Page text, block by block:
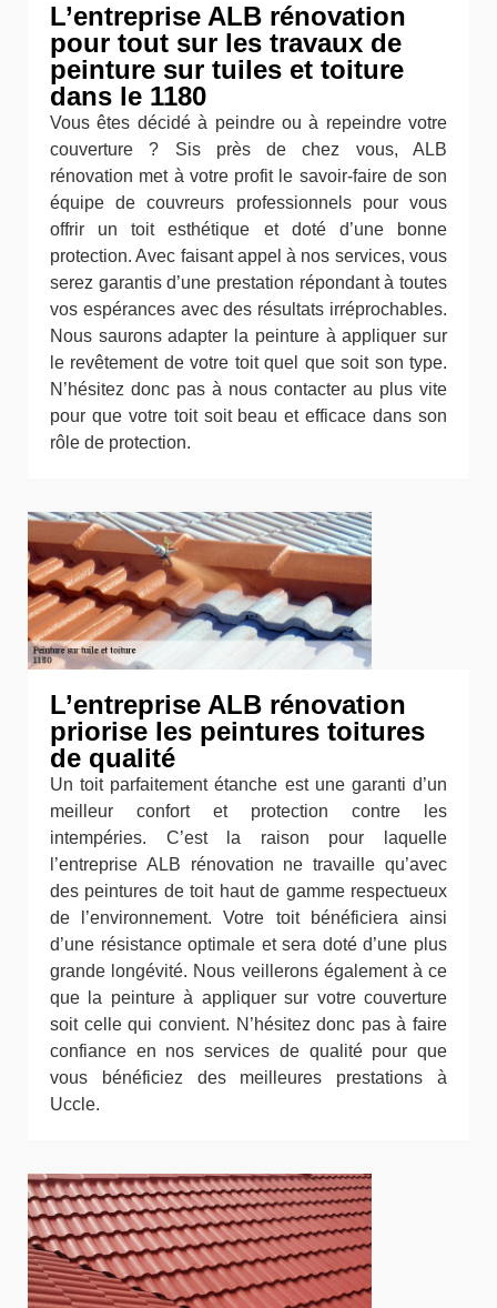
L’entreprise ALB rénovation
pour tout sur les travaux de
peinture sur tuiles et toiture
dans le 1180
Vous êtes décidé à peindre ou à repeindre votre
couverture ? Sis près de chez vous, ALB
rénovation met à votre profit le savoir-faire de son
équipe de couvreurs professionnels pour vous
offrir un toit esthétique et doté d’une bonne
protection. Avec faisant appel à nos services, vous
serez garantis d’une prestation répondant à toutes
vos espérances avec des résultats irréprochables.
Nous saurons adapter la peinture à appliquer sur
le revêtement de votre toit quel que soit son type.
N’hésitez donc pas à nous contacter au plus vite
pour que votre toit soit beau et efficace dans son
rôle de protection.
L’entreprise ALB rénovation
priorise les peintures toitures
de qualité
Un toit parfaitement étanche est une garanti d’un
meilleur confort et protection contre les
intempéries. C’est la raison pour laquelle
l’entreprise ALB rénovation ne travaille qu’avec
des peintures de toit haut de gamme respectueux
de l’environnement. Votre toit bénéficiera ainsi
d’une résistance optimale et sera doté d’une plus
grande longévité. Nous veillerons également à ce
que la peinture à appliquer sur votre couverture
soit celle qui convient. N’hésitez donc pas à faire
confiance en nos services de qualité pour que
vous bénéficiez des meilleures prestations à
Uccle.